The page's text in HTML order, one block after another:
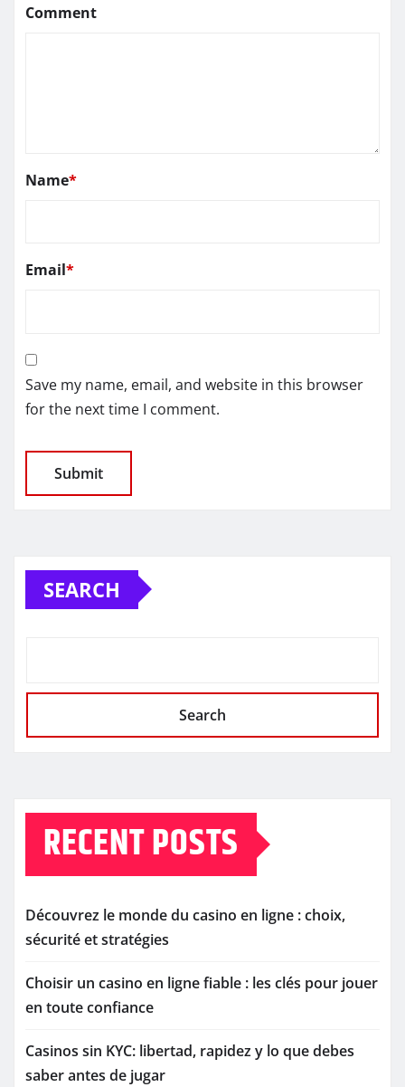
Comment
Name*
Email*
Save my name, email, and website in this browser
for the next time I comment.
SEARCH
Search
RECENT POSTS
Découvrez le monde du casino en ligne : choix,
sécurité et stratégies
Choisir un casino en ligne fiable : les clés pour jouer
en toute confiance
Casinos sin KYC: libertad, rapidez y lo que debes
saber antes de jugar